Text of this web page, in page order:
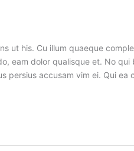
ut his. Cu illum quaeque
eam dolor qualisque et. No
persius accusam vim ei. Qui